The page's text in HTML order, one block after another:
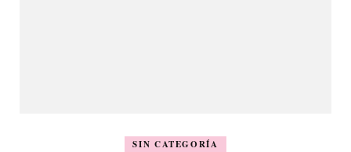
SIN CATEGORÍA